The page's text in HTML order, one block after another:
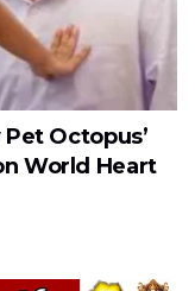
Pet Octopus’
World Heart